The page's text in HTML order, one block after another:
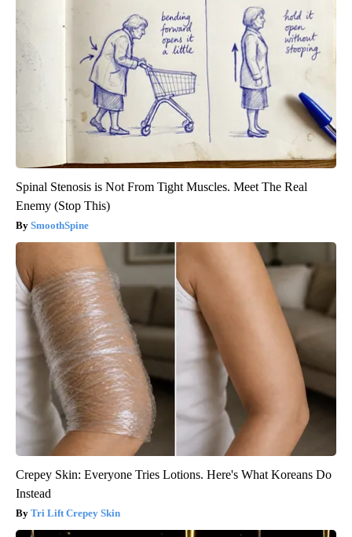
Spinal Stenosis is Not From Tight Muscles. Meet The Real
Enemy (Stop This)
SmoothSpine
Crepey Skin: Everyone Tries Lotions. Here's What Koreans Do
Instead
Tri Lift Crepey Skin